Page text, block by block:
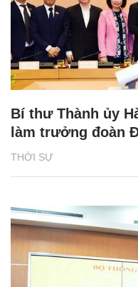
THỜI SỰ
Bí thư Thành ủy
làm trưởng đoàn